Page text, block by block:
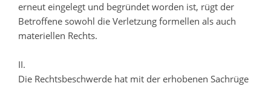
erneut eingelegt und begründet worden ist, rügt der
Betroffene sowohl die Verletzung formellen als auch
materiellen Rechts.
II.
Die Rechtsbeschwerde hat mit der erhobenen Sachrüge